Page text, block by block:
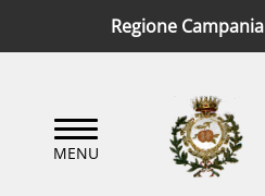
Regione Campania